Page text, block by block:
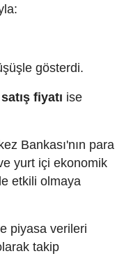
gösterdi.
fiyatı ise
Bankası'nın para
yurt içi ekonomik
etkili olmaya
piyasa verileri
takip